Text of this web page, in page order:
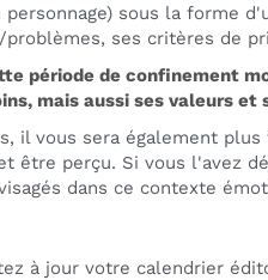
sous la forme
ses critères de
période de confinement
mais aussi ses valeurs et
il vous sera également
être perçu. Si vous l'avez
dans ce contexte
à jour votre calendrier